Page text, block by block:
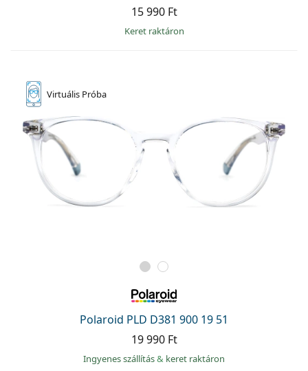
15 990 Ft
keret raktáron
Virtuális Próba
Polaroid PLD D381 900 19 51
19 990 Ft
Ingyenes szállítás& keret raktáron